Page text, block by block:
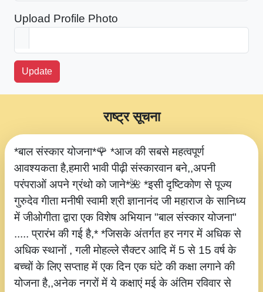
Upload Profile Photo
Update
*बाल संस्कार योजना*🌹 *आज की सबसे महत्वपूर्ण
आवश्यकता है,हमारी भावी पीढ़ी संस्कारवान बने,,अपनी
परंपराओं अपने ग्रंथो को जाने*🌺 *इसी दृष्टिकोण से पूज्य
गुरुदेव गीता मनीषी स्वामी श्री ज्ञानानंद जी महाराज के सानिध्य
में जीओगीता द्वारा एक विशेष अभियान "बाल संस्कार योजना"
..... प्रारंभ की गई है,* *जिसके अंतर्गत हर नगर में अधिक से
अधिक स्थानों , गली मोहल्ले सैक्टर आदि में 5 से 15 वर्ष के
बच्चों के लिए सप्ताह में एक दिन एक घंटे की कक्षा लगाने की
योजना है,,अनेक नगरों में ये कक्षाएं मई के अंतिम रविवार से
राष्ट्र सूचना